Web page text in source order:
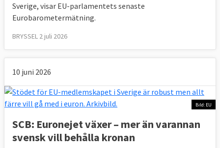
Sverige, visar EU-parlamentets senaste
Eurobarometermätning.
BRYSSEL 2 juli 2026
10 juni 2026
Bild: EU
SCB: Euronejet växer – mer än varannan
svensk vill behålla kronan